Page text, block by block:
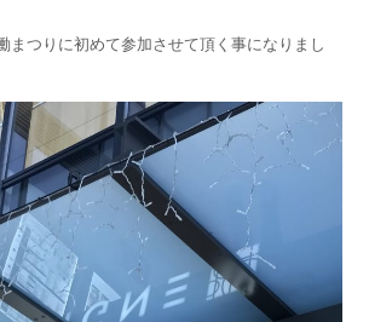
まつりに初めて参加させて頂く事になりまし